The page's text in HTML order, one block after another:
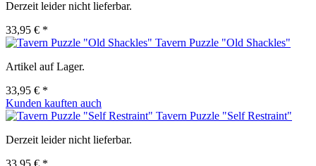
Derzeit leider nicht lieferbar.
33,95 € *
Tavern Puzzle "Old Shackles"
Artikel auf Lager.
33,95 € *
Kunden kauften auch
Tavern Puzzle "Self Restraint"
Derzeit leider nicht lieferbar.